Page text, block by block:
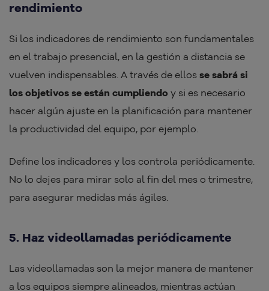
rendimiento
Si los indicadores de rendimiento son fundamentales
en el trabajo presencial, en la gestión a distancia se
vuelven indispensables. A través de ellos se sabrá si
los objetivos se están cumpliendo y si es necesario
hacer algún ajuste en la planificación para mantener
la productividad del equipo, por ejemplo.
Define los indicadores y los controla periódicamente.
No lo dejes para mirar solo al fin del mes o trimestre,
para asegurar medidas más ágiles.
5. Haz videollamadas periódicamente
Las videollamadas son la mejor manera de mantener
a los equipos siempre alineados, mientras actúan